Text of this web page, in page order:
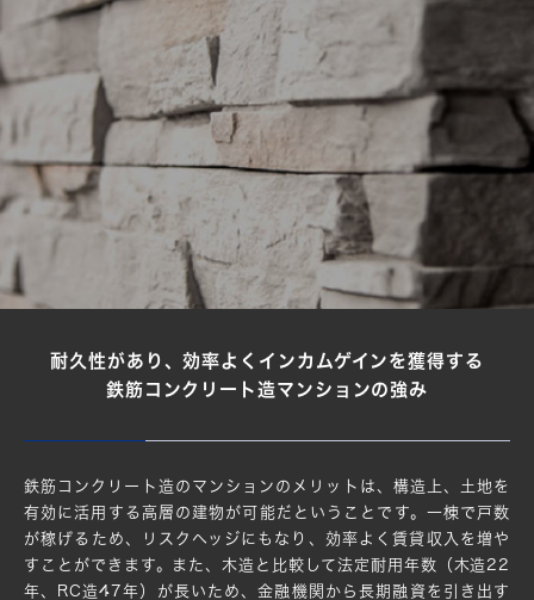
耐久性があり、効率よくインカムゲインを獲得する
鉄筋コンクリート造マンションの強み
鉄筋コンクリート造のマンションのメリットは、構造上、土地を
有効に活用する高層の建物が可能だということです。一棟で戸数
が稼げるため、リスクヘッジにもなり、効率よく賃貸収入を増や
すことができます。また、木造と比較して法定耐用年数（木造22
年、RC造47年）が長いため、金融機関から長期融資を引き出す